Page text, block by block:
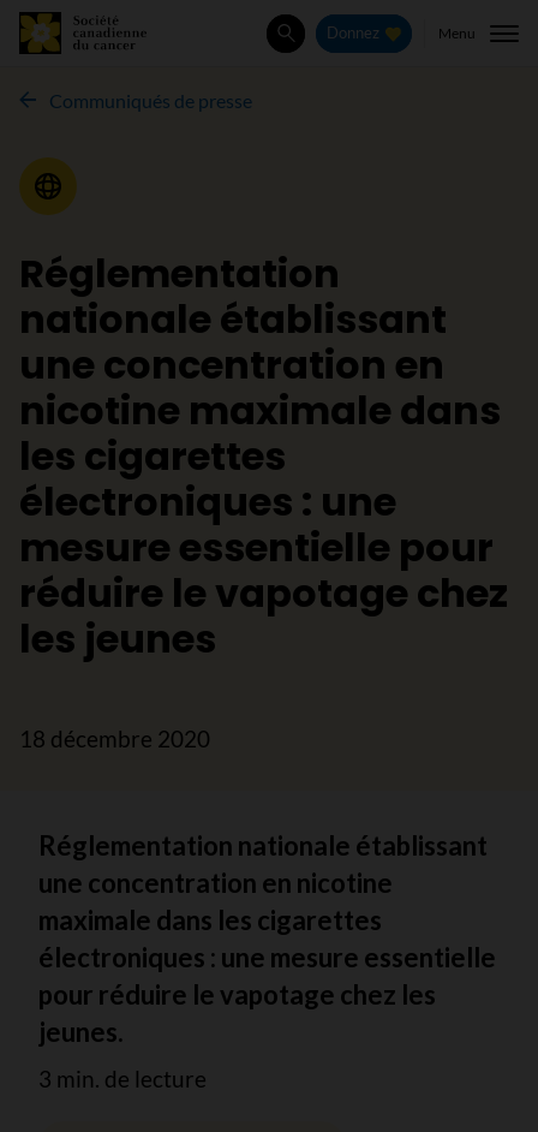
Rechercher
Donnez Menu
Communiqués de presse
Communiqué de presse
Réglementation
nationale établissant
une concentration en
nicotine maximale dans
les cigarettes
électroniques : une
mesure essentielle pour
réduire le vapotage chez
les jeunes
18 décembre 2020
Réglementation nationale établissant
une concentration en nicotine
maximale dans les cigarettes
électroniques : une mesure essentielle
pour réduire le vapotage chez les
jeunes.
3 min. de lecture